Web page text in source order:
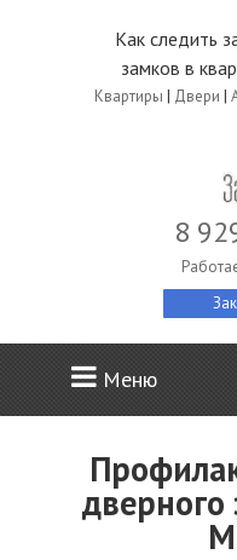
Как следить
замков в
Квартиры | Двери |
8
Меню
дверного